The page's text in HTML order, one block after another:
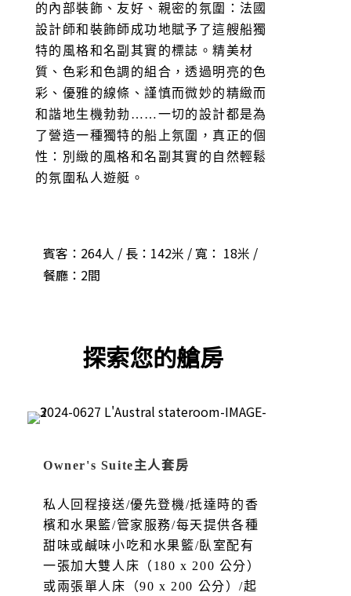
的內部裝飾、友好、親密的氛圍：法國
設計師和裝飾師成功地賦予了這艘船獨
特的風格和名副其實的標誌。精美材
質、色彩和色調的組合，透過明亮的色
彩、優雅的線條、謹慎而微妙的精緻而
和諧地生機勃勃……一切的設計都是為
了營造一種獨特的船上氛圍，真正的個
性：別緻的風格和名副其實的自然輕鬆
的氛圍私人遊艇。
賓客：264人 / 長：142米 / 寬： 18米 /
餐廳：2間
探索您的艙房
Owner's Suite主人套房
私人回程接送/優先登機/抵達時的香
檳和水果籃/管家服務/每天提供各種
甜味或鹹味小吃和水果籃/臥室配有
一張加大雙人床（180 x 200 公分）
或兩張單人床（90 x 200 公分）/起